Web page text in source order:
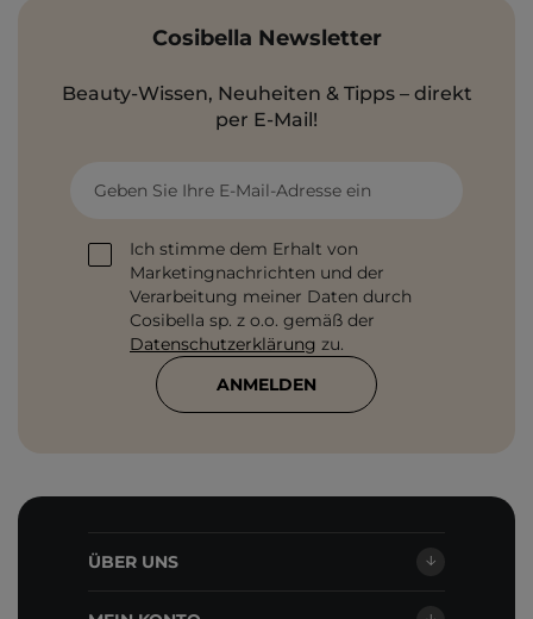
Cosibella Newsletter
Beauty-Wissen, Neuheiten & Tipps – direkt
per E-Mail!
Geben Sie Ihre E-Mail-Adresse ein
Ich stimme dem Erhalt von
Marketingnachrichten und der
Verarbeitung meiner Daten durch
Cosibella sp. z o.o. gemäß der
Datenschutzerklärung zu.
ANMELDEN
ÜBER UNS